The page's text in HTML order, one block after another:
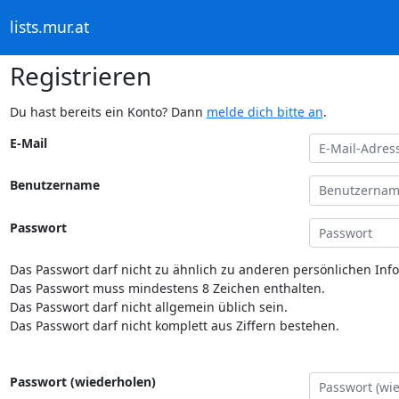
lists.mur.at
Registrieren
Du hast bereits ein Konto? Dann melde dich bitte an.
E-Mail
Benutzername
Passwort
Das Passwort darf nicht zu ähnlich zu anderen persönlichen
Das Passwort muss mindestens 8 Zeichen enthalten.
Das Passwort darf nicht allgemein üblich sein.
Das Passwort darf nicht komplett aus Ziffern bestehen.
Passwort (wiederholen)